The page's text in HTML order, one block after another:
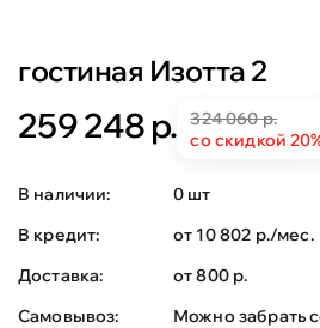
гостиная Изотта 2
259 248 р.
324 060 р.
со скидкой
В наличии:
0 шт
В кредит:
от 10 802 р./мес.
Доставка:
от 800 р.
Самовывоз:
Можно забрать